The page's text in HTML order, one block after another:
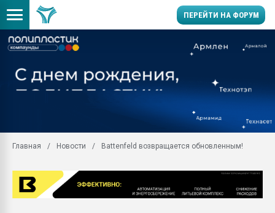
ПЕРЕЙТИ НА ФОРУМ
заводу пластмасс"
Помощь в подборе
Вакуум-формовочные
Подмосковье, Москва
Главная Новости Battenfeld возвращается обновленным!